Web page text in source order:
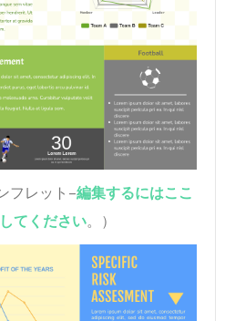
フレット–編集するにはここ
てください。）